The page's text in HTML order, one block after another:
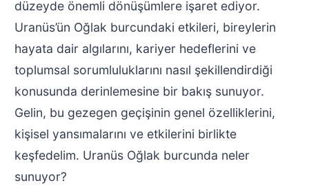
düzeyde önemli dönüşümlere işaret ediyor.
Uranüs’ün Oğlak burcundaki etkileri, bireylerin
hayata dair algılarını, kariyer hedeflerini ve
toplumsal sorumluluklarını nasıl şekillendirdiği
konusunda derinlemesine bir bakış sunuyor.
Gelin, bu gezegen geçişinin genel özelliklerini,
kişisel yansımalarını ve etkilerini birlikte
keşfedelim. Uranüs Oğlak burcunda neler
sunuyor?